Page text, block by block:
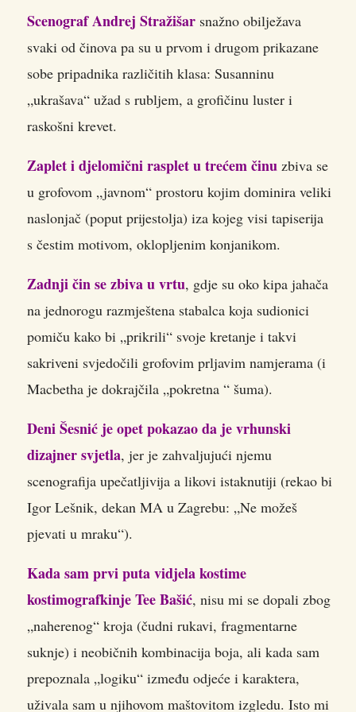
Scenograf Andrej Stražišar snažno obilježava
svaki od činova pa su u prvom i drugom prikazane
sobe pripadnika različitih klasa: Susanninu
„ukrašava“ užad s rubljem, a grofičinu luster i
raskošni krevet.
Zaplet i djelomični rasplet u trećem činu zbiva se
u grofovom „javnom“ prostoru kojim dominira veliki
naslonjač (poput prijestolja) iza kojeg visi tapiserija
s čestim motivom, oklopljenim konjanikom.
Zadnji čin se zbiva u vrtu, gdje su oko kipa jahača
na jednorogu razmještena stabalca koja sudionici
pomiču kako bi „prikrili“ svoje kretanje i takvi
sakriveni svjedočili grofovim prljavim namjerama (i
Macbetha je dokrajčila „pokretna “ šuma).
Deni Šesnić je opet pokazao da je vrhunski
dizajner svjetla, jer je zahvaljujući njemu
scenografija upečatljivija a likovi istaknutiji (rekao bi
Igor Lešnik, dekan MA u Zagrebu: „Ne možeš
pjevati u mraku“).
Kada sam prvi puta vidjela kostime
kostimografkinje Tee Bašić, nisu mi se dopali zbog
„naherenog“ kroja (čudni rukavi, fragmentarne
suknje) i neobičnih kombinacija boja, ali kada sam
prepoznala „logiku“ između odjeće i karaktera,
uživala sam u njihovom maštovitom izgledu. Isto mi